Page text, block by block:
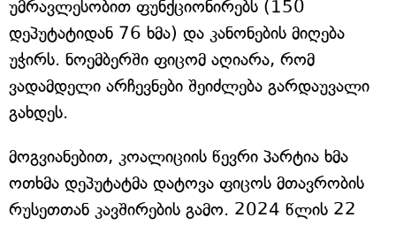
უმრავლესობით ფუნქციონირებს (150
დეპუტატიდან 76 ხმა) და კანონების მიღება
უჭირს. ნოემბერში ფიცომ აღიარა, რომ
ვადამდელი არჩევნები შეიძლება გარდაუვალი
გახდეს.
მოგვიანებით, კოალიციის წევრი პარტია ხმა
ოთხმა დეპუტატმა დატოვა ფიცოს მთავრობის
რუსეთთან კავშირების გამო. 2024 წლის 22